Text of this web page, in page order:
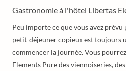
Gastronomie à l'hôtel Libertas
Peu importe ce que vous avez prévu
petit-déjeuner copieux est toujours
commencer la journée. Vous
Elements Pure des viennoiseries,